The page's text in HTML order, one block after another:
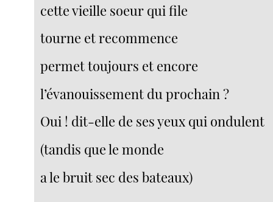
cette vieille soeur qui file
tourne et recommence
permet toujours et encore
l’évanouissement du prochain ?
Oui ! dit-elle de ses yeux qui ondulent
(tandis que le monde
a le bruit sec des bateaux)